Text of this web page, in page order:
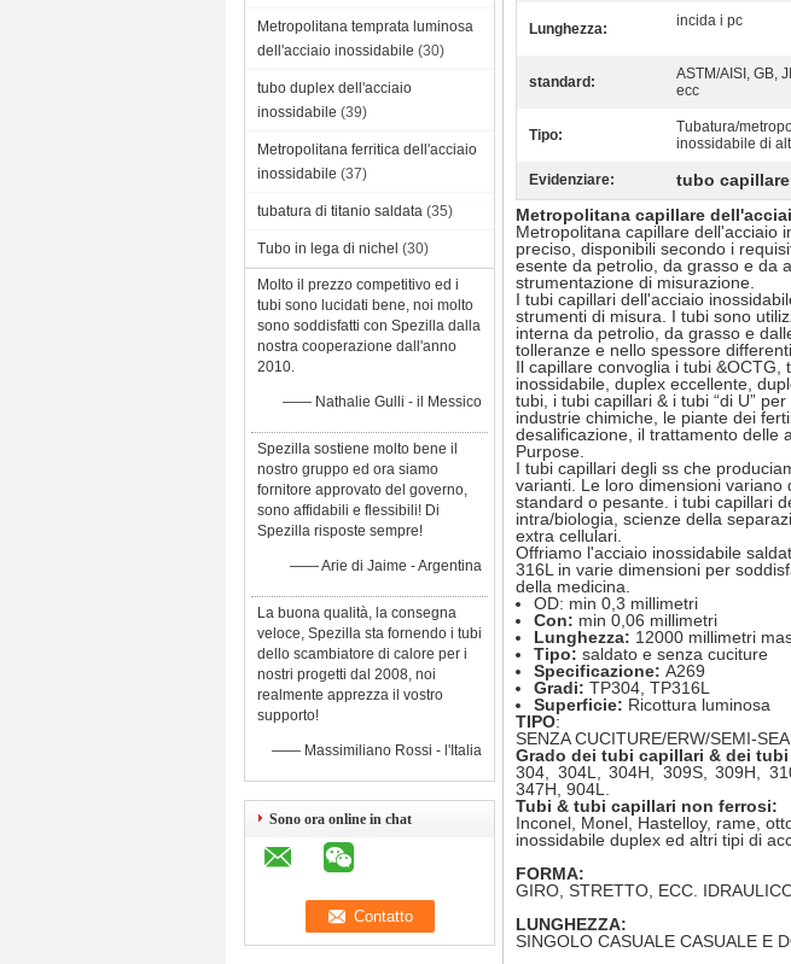
Metropolitana temprata luminosa
dell'acciaio inossidabile (30)
tubo duplex dell'acciaio
inossidabile (39)
Metropolitana ferritica dell'acciaio
inossidabile (37)
tubatura di titanio saldata (35)
Tubo in lega di nichel (30)
Molto il prezzo competitivo ed i
tubi sono lucidati bene, noi molto
sono soddisfatti con Spezilla dalla
nostra cooperazione dall'anno
2010.
—— Nathalie Gulli - il Messico
Spezilla sostiene molto bene il
nostro gruppo ed ora siamo
fornitore approvato del governo,
sono affidabili e flessibili! Di
Spezilla risposte sempre!
—— Arie di Jaime - Argentina
La buona qualità, la consegna
veloce, Spezilla sta fornendo i tubi
dello scambiatore di calore per i
nostri progetti dal 2008, noi
realmente apprezza il vostro
supporto!
—— Massimiliano Rossi - l'Italia
Sono ora online in chat
Lunghezza: incida i pc
standard:
ASTM/AISI, GB,
ecc
Tipo:
Tubatura/
inossidabile di
Evidenziare: tubo
Metropolitana capillare
Metropolitana capillare dell'acciaio
preciso, disponibili secondo i
esente da petrolio, da grasso e da
strumentazione di misurazione.
I tubi capillari dell'acciaio
strumenti di misura. I tubi sono
interna da petrolio, da grasso e
tolleranze e nello spessore
Il capillare convoglia i tubi
inossidabile, duplex eccellente,
tubi, i tubi capillari & i tubi “di U”
industrie chimiche, le piante dei
desalificazione, il trattamento delle
Purpose.
I tubi capillari degli ss che
varianti. Le loro dimensioni variano
standard o pesante. i tubi capillari
intra/biologia, scienze della
extra cellulari.
Offriamo l'acciaio inossidabile
316L in varie dimensioni per
della medicina.
OD: min 0,3 millimetri
Con: min 0,06 millimetri
Lunghezza: 12000 millimetri
Tipo: saldato e senza cuciture
Specificazione: A269
Gradi: TP304, TP316L
Superficie: Ricottura luminosa
TIPO:
SENZA CUCITURE/ERW/SEMI-
Grado dei tubi capillari & dei
304, 304L, 304H, 309S, 309H,
347H, 904L.
Tubi & tubi capillari non ferrosi:
Inconel, Monel, Hastelloy, rame,
inossidabile duplex ed altri tipi di
FORMA:
GIRO, STRETTO, ECC.
LUNGHEZZA:
SINGOLO CASUALE CASUALE E